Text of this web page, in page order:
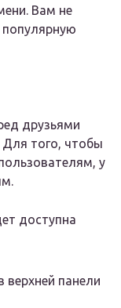
Вам не
друзьями
Для того, чтобы
у
доступна
верхней панели